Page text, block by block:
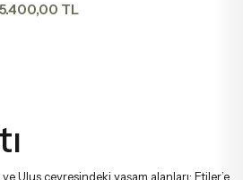
5.400,00 TL
Ulus çevresindeki yaşam alanları; Etiler’e